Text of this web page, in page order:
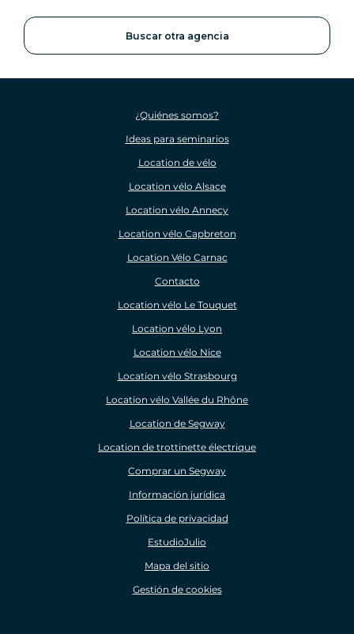
Buscar otra agencia
¿Quiénes somos?
Ideas para seminarios
Location de vélo
Location vélo Alsace
Location vélo Annecy
Location vélo Capbreton
Location Vélo Carnac
Contacto
Location vélo Le Touquet
Location vélo Lyon
Location vélo Nice
Location vélo Strasbourg
Location vélo Vallée du Rhône
Location de Segway
Location de trottinette électrique
Comprar un Segway
Información jurídica
Política de privacidad
EstudioJulio
Mapa del sitio
Gestión de cookies